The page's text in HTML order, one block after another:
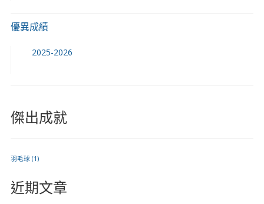
優異成績
2025-2026
傑出成就
羽毛球(1)
近期文章